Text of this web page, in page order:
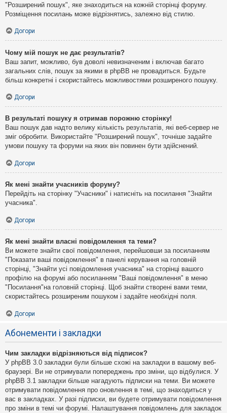
"Розширений пошук", яке знаходиться на кожній сторінці форуму.
Розміщення посилань може відрізнятись, залежно від стилю.
Догори
Чому мій пошук не дає результатів?
Ваш запит, можливо, був доволі невизначеним і включав багато
загальних слів, пошук за якими в phpBB не провадиться. Будьте
більш конкретні і скористайтесь можливостями розширеного пошуку.
Догори
В результаті пошуку я отримав порожню сторінку!
Ваш пошук дав надто велику кількість результатів, які веб-сервер не
зміг обробити. Використайте "Розширений пошук", точніше задайте
умови пошуку та форуми на яких він повинен бути здійснений.
Догори
Як мені знайти учасників форуму?
Перейдіть на сторінку "Учасники" і натисніть на посилання "Знайти
учасника".
Догори
Як мені знайти власні повідомлення та теми?
Ви можете знайти свої повідомлення, перейшовши за посиланням
"Показати ваші повідомлення" в панелі керування на головній
сторінці, "Знайти усі повідомлення учасника" на сторінці вашого
профілю на форумі або посиланням "Ваші повідомлення" в меню
"Посилання"на головній сторінці. Щоб знайти створені вами теми,
скористайтесь розширеним пошуком і задайте необхідні поля.
Догори
Абонементи і закладки
Чим закладки відрізняються від підписок?
У phpBB 3.0 закладки були більше схожі на закладки в вашому веб-
браузері. Ви не отримували попереджень про зміни, що відбулися. У
phpBB 3.1 закладки більше нагадують підписки на теми. Ви можете
отримувати повідомлення про оновлення в темі, що знаходиться у
вас в закладках. У разі підписки, ви будете отримувати повідомлення
про зміни в темі чи форумі. Налаштування повідомлень для закладок